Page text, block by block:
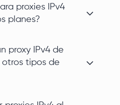
proxies IPv4
planes?
proxy IPv4 de
tipos de